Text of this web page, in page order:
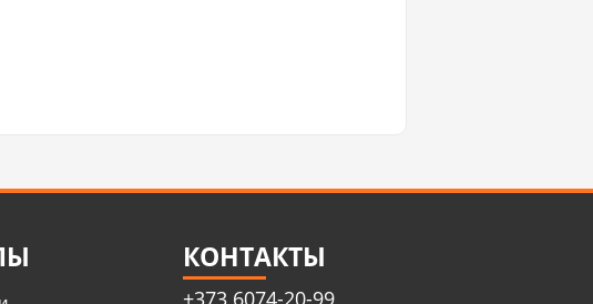
КОНТАКТЫ
+373 6074-20-99